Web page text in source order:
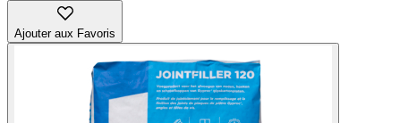
Ajouter aux Favoris